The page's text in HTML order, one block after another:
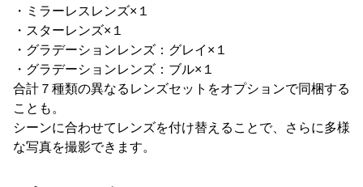
・ミラーレスレンズ×１
・スターレンズ×１
・グラデーションレンズ：グレイ×１
・グラデーションレンズ：ブル×１
合計７種類の異なるレンズセットをオプションで同梱する
ことも。
シーンに合わせてレンズを付け替えることで、さらに多様
な写真を撮影できます。